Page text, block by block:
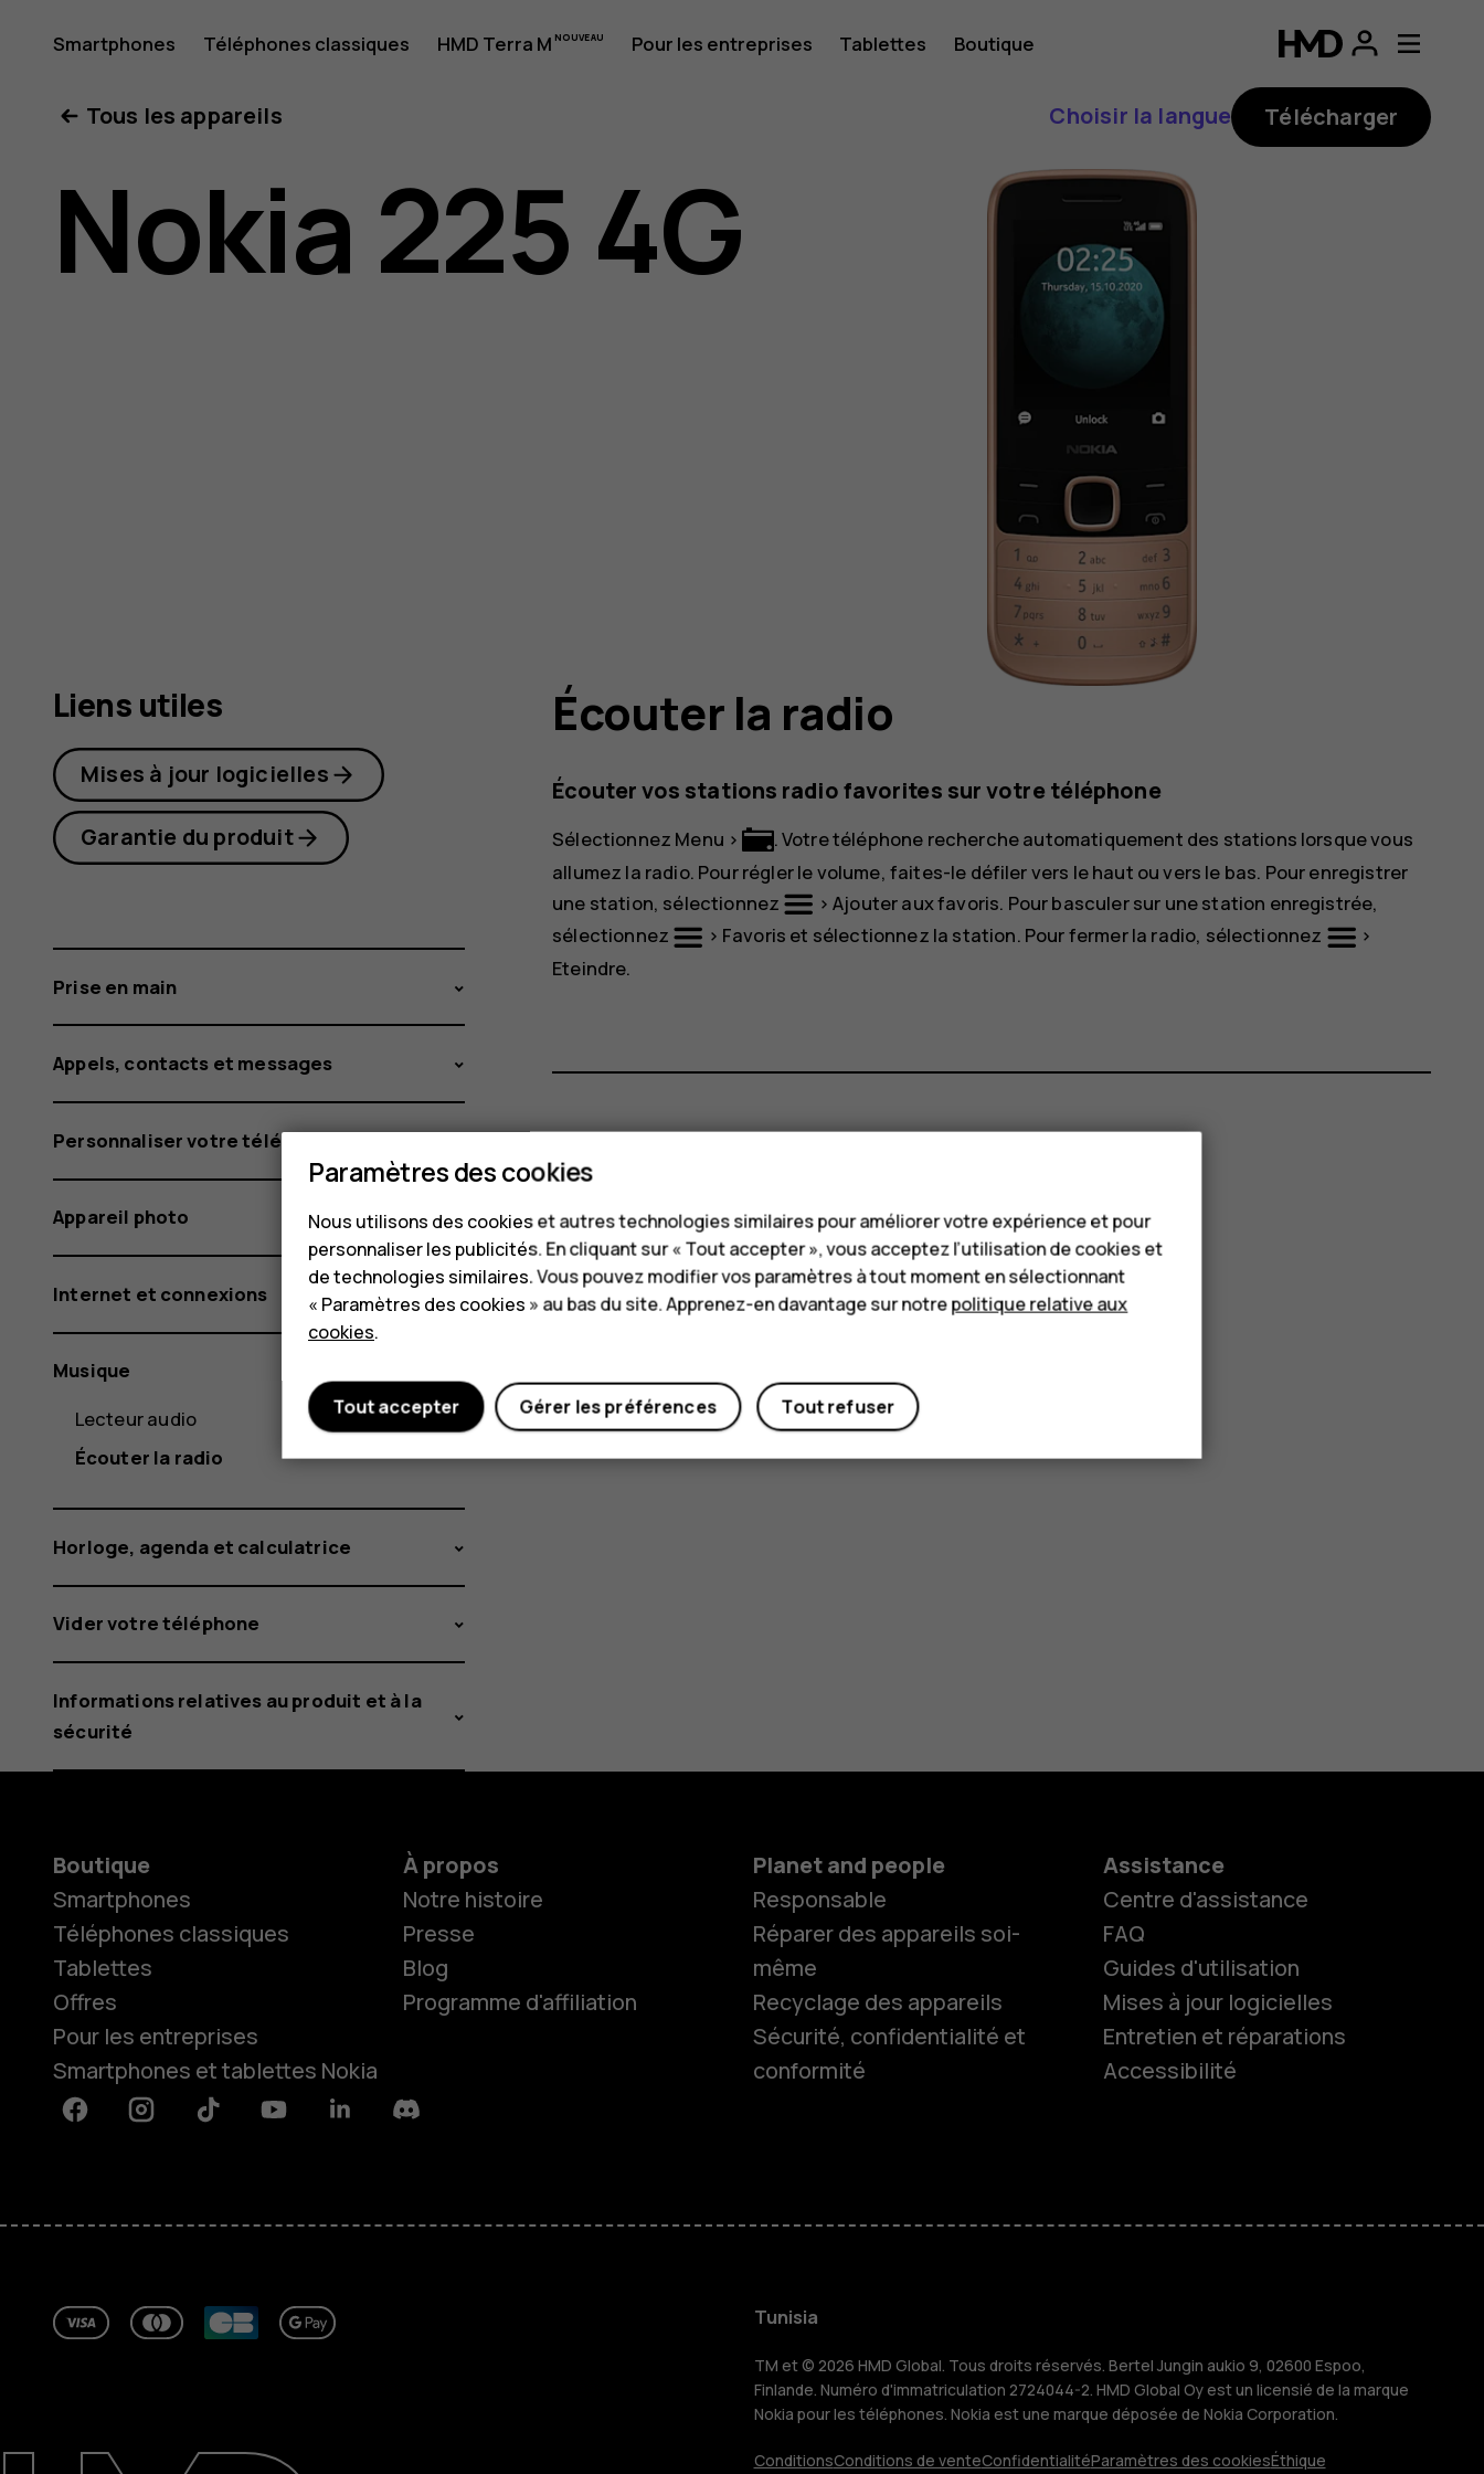
Guide
d'utilisation
Nokia
Smartphones Téléphones classiques HMD Terra M Pour les entreprises Tablettes Boutique
Smartphones
Pour les entreprises
Tablettes
À propos
Tous les appareils Choisir la langue Télécharger
Nokia 225 4G
Écouter la radio
Écouter vos stations radio favorites sur votre téléphone
Sélectionnez Menu >
. Votre téléphone recherche automatiquement des stations lorsque vous
allumez la radio. Pour régler le volume, faites-le défiler vers le haut ou vers le bas. Pour enregistrer
une station, sélectionnez
>Ajouter aux favoris. Pour basculer sur une station enregistrée,
sélectionnez
> Favoris et sélectionnez la station. Pour fermer la radio, sélectionnez
>
Eteindre.
Avez-vous trouvé cela utile?
Oui Non
Liens utiles
Mises à jour logicielles
Garantie du produit
Prise en main
Appels, contacts et messages
Personnaliser votre téléphone
Appareil photo
Internet et connexions
Musique
Lecteur audio
Écouter la radio
Horloge, agenda et calculatrice
Vider votre téléphone
Informations relatives au produit et à la
sécurité
Boutique
Smartphones
Téléphones classiques
Tablettes
Offres
Pour les entreprises
Smartphones et tablettes Nokia
À propos
Notre histoire
Presse
Blog
Programme d'affiliation
Planet and people
Responsable
Réparer des appareils soi-
même
Recyclage des appareils
Sécurité, confidentialité et
conformité
Assistance
Centre d'assistance
FAQ
Guides d'utilisation
Mises à jour logicielles
Entretien et réparations
Accessibilité
FacebookInstagramTiktok YoutubeLinkedinDiscord
Tunisia
TM et © 2026 HMD Global. Tous droits réservés. Bertel Jungin aukio 9, 02600 Espoo,
Finlande. Numéro d'immatriculation 2724044-2. HMD Global Oy est un licensié de la marque
Nokia pour les téléphones. Nokia est une marque déposée de Nokia Corporation.
ConditionsConditions de venteConfidentialitéParamètres des cookiesÉthique
Paramètres des cookies
Nous utilisons des cookies et autres technologies similaires pour améliorer votre expérience et pour
personnaliser les publicités. En cliquant sur « Tout accepter », vous acceptez l’utilisation de cookies et
de technologies similaires. Vous pouvez modifier vos paramètres à tout moment en sélectionnant
« Paramètres des cookies » au bas du site. Apprenez-en davantage sur notrepolitique relative aux
cookies.
Tout refuser
Gérer les préférences
Tout accepter